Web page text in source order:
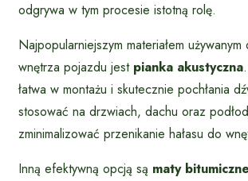
odgrywa w tym procesie istotną rolę.
Najpopularniejszym materiałem
wnętrza pojazdu jest pianka akustyczna
łatwa w montażu i skutecznie pochłania
stosować na drzwiach, dachu oraz
zminimalizować przenikanie hałasu do
Inną efektywną opcją są maty bitumiczne